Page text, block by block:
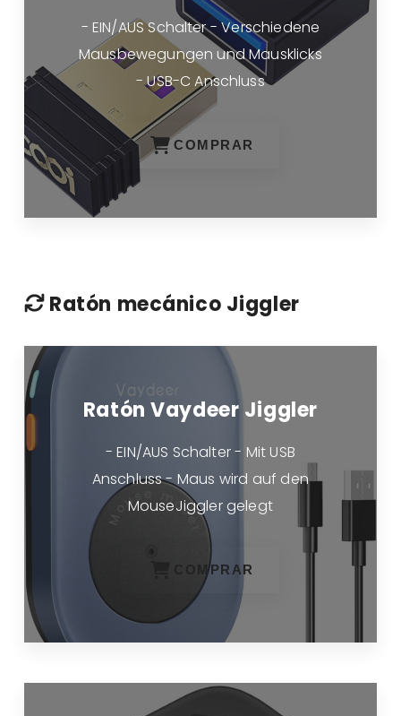
- EIN/AUS Schalter - Verschiedene
Mausbewegungen und Mausklicks
- USB-C Anschluss
COMPRAR
Ratón mecánico Jiggler
Ratón Vaydeer Jiggler
- EIN/AUS Schalter - Mit USB
Anschluss - Maus wird auf den
MouseJiggler gelegt
COMPRAR